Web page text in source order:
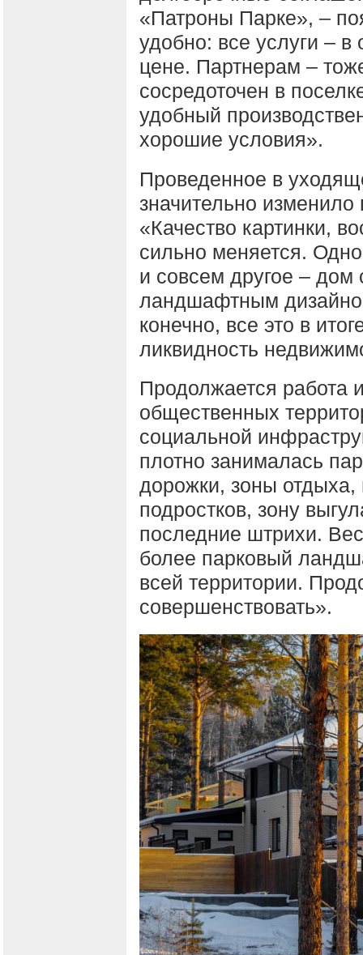
«Патроны Парке», –
удобно: все услуги –
цене. Партнерам –
сосредоточен в
удобный
хорошие условия».
Проведенное в
значительно
«Качество картинки,
сильно меняется.
и совсем другое – дом
ландшафтным
конечно, все это в
ликвидность
Продолжается работа
общественных
социальной
плотно занималась
дорожки, зоны
подростков, зону
последние штрихи.
более парковый
всей территории.
совершенствовать».